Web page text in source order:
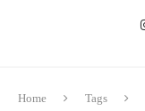
Home Tags